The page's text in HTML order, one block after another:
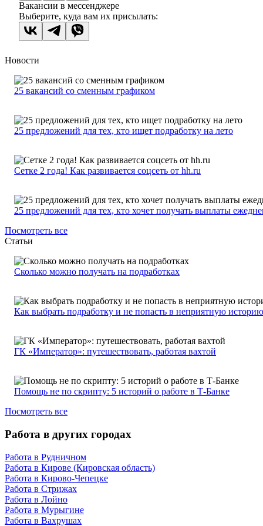
Вакансии в мессенджере
Выберите, куда вам их присылать:
Новости
25 вакансий со сменным графиком
25 предложений для тех, кто ищет подработку на лето
Сетке 2 года! Как развивается соцсеть от hh.ru
25 предложений для тех, кто хочет получать выплаты
Посмотреть все
Статьи
Сколько можно получать на подработках
Как выбрать подработку и не попасть в неприятную историю
ГК «Император»: путешествовать, работая вахтой
Помощь не по скрипту: 5 историй о работе в Т-Банке
Посмотреть все
Работа в других городах
Работа в Рудничном
Работа в Кирове (Кировская область)
Работа в Кирово-Чепецке
Работа в Стрижах
Работа в Лойно
Работа в Мурыгине
Работа в Вахрушах